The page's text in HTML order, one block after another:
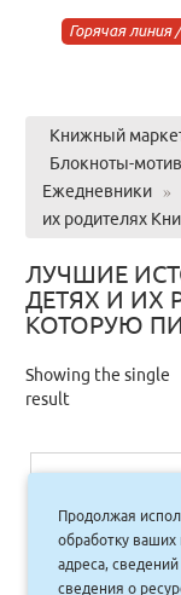
Горячая
Книжный
Блокноты-
Ежедневники
»
их родителях
ЛУЧШИЕ
ДЕТЯХ И ИХ
КОТОРУЮ
Showing the single
result
и их
вы
Продолжая
обработку ваших
адреса,
сведения о